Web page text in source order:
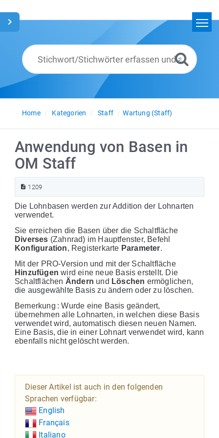
Glossar
Deutsch
Home
Kategorien Staff Wartung (Staff)
Anwendung von Basen in
OM Staff
1209
Die Lohnbasen werden zur Addition der Lohnarten
verwendet.
Sie erreichen die Basen über die Schaltfläche
Diverses (Zahnrad) im Hauptfenster, Befehl
Konfiguration, Registerkarte Parameter.
Mit der PRO-Version und mit der Schaltfläche
Hinzufügen wird eine neue Basis erstellt. Die
Schaltflächen Ändern und Löschen ermöglichen,
die ausgewählte Basis zu ändern oder zu löschen.
Bemerkung : Wurde eine Basis geändert,
übernehmen alle Lohnarten, in welchen diese Basis
verwendet wird, automatisch diesen neuen Namen.
Eine Basis, die in einer Lohnart verwendet wird, kann
ebenfalls nicht gelöscht werden.
Dieser Artikel ist auch in den folgenden
Sprachen verfügbar:
English
Français
Italiano